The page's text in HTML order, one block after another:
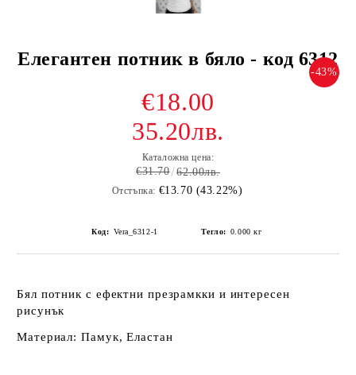
Елегантен потник в бяло - код 6312
-43%
€18.00
35.20лв.
Каталожна цена:
€31.70 62.00лв.
Отстъпка: €13.70 (43.22%)
Код: Verа_6312-1 Тегло: 0.000 кг
Бял потник с ефектни презрамкки и интересен
рисунък
Материал: Памук, Еластан